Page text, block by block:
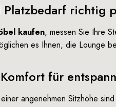
richtig
kaufen, messen Sie Ihre
es Ihnen, die Lounge
für
angenehmen Sitzhöhe